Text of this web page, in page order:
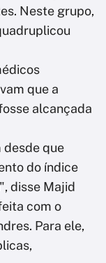
Neste grupo,
que a
alcançada
desde que
do índice
disse Majid
com o
Para ele,